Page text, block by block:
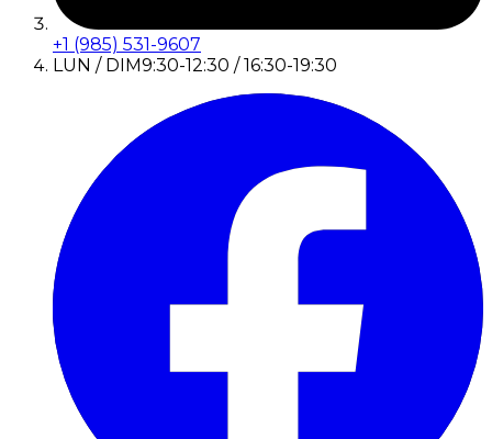
+1 (985) 531-9607
LUN / DIM9:30-12:30 / 16:30-19:30